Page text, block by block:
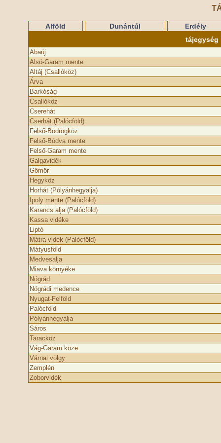
Alföld Dunántúl
Erdély
tájegység
Abaúj
Alsó-Garam mente
Altáj (Csallóköz)
Árva
Barkóság
Csallóköz
Cserehát
Cserhát (Palócföld)
Felső-Bodrogköz
Felső-Bódva mente
Felső-Garam mente
Galgavidék
Gömör
Hegyköz
Horhát (Pólyánhegyalja)
Ipoly mente (Palócföld)
Karancs alja (Palócföld)
Kassa vidéke
Liptó
Mátra vidék (Palócföld)
Mátyusföld
Medvesalja
Miava környéke
Nógrád
Nógrádi medence
Nyugat-Felföld
Palócföld
Pólyánhegyalja
Sáros
Taracköz
Vág-Garam köze
Várnai völgy
Zemplén
Zoborvidék